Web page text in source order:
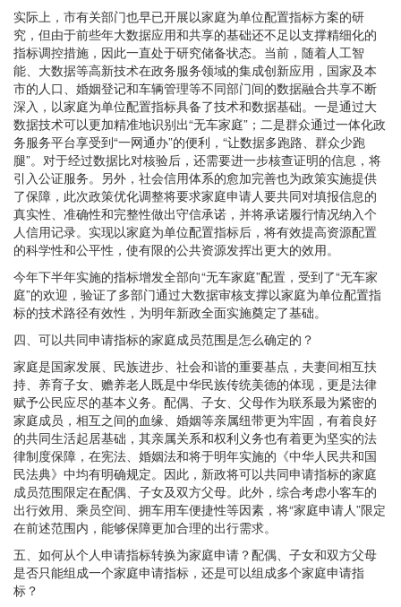
实际上，市有关部门也早已开展以家庭为单位配置指标方案的研
究，但由于前些年大数据应用和共享的基础还不足以支撑精细化的
指标调控措施，因此一直处于研究储备状态。当前，随着人工智
能、大数据等高新技术在政务服务领域的集成创新应用，国家及本
市的人口、婚姻登记和车辆管理等不同部门间的数据融合共享不断
深入，以家庭为单位配置指标具备了技术和数据基础。一是通过大
数据技术可以更加精准地识别出“无车家庭”；二是群众通过一体化政
务服务平台享受到“一网通办”的便利，“让数据多跑路、群众少跑
腿”。对于经过数据比对核验后，还需要进一步核查证明的信息，将
引入公证服务。另外，社会信用体系的愈加完善也为政策实施提供
了保障，此次政策优化调整将要求家庭申请人要共同对填报信息的
真实性、准确性和完整性做出守信承诺，并将承诺履行情况纳入个
人信用记录。实现以家庭为单位配置指标后，将有效提高资源配置
的科学性和公平性，使有限的公共资源发挥出更大的效用。
今年下半年实施的指标增发全部向“无车家庭”配置，受到了“无车家
庭”的欢迎，验证了多部门通过大数据审核支撑以家庭为单位配置指
标的技术路径有效性，为明年新政全面实施奠定了基础。
四、可以共同申请指标的家庭成员范围是怎么确定的？
家庭是国家发展、民族进步、社会和谐的重要基点，夫妻间相互扶
持、养育子女、赡养老人既是中华民族传统美德的体现，更是法律
赋予公民应尽的基本义务。配偶、子女、父母作为联系最为紧密的
家庭成员，相互之间的血缘、婚姻等亲属纽带更为牢固，有着良好
的共同生活起居基础，其亲属关系和权利义务也有着更为坚实的法
律制度保障，在宪法、婚姻法和将于明年实施的《中华人民共和国
民法典》中均有明确规定。因此，新政将可以共同申请指标的家庭
成员范围限定在配偶、子女及双方父母。此外，综合考虑小客车的
出行效用、乘员空间、拥车用车便捷性等因素，将“家庭申请人”限定
在前述范围内，能够保障更加合理的出行需求。
五、如何从个人申请指标转换为家庭申请？配偶、子女和双方父母
是否只能组成一个家庭申请指标，还是可以组成多个家庭申请指
标？